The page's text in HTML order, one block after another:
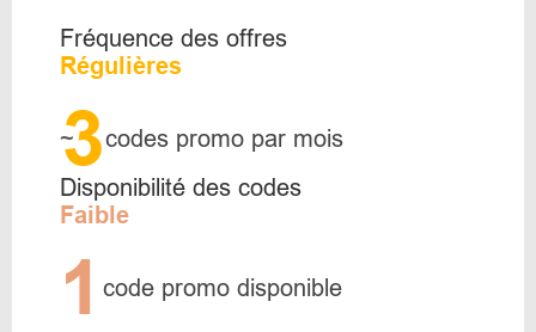
Fréquence des offres
Régulières
~
3codes promo par mois
Disponibilité des codes
Faible
1 code promo disponible